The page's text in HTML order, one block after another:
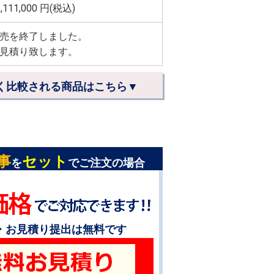
円(税込)
を終了しました。
積り致します。
比較される商品はこちら▼
をセット でご注文の場合
お見積り提出は無料です